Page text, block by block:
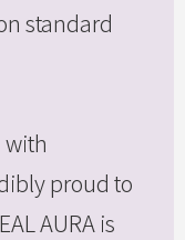
standard
proud to
AURA is